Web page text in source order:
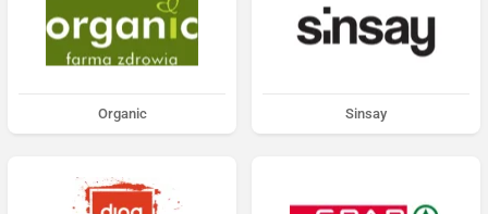
Organic Sinsay